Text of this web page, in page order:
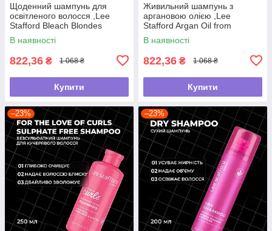
Щоденний шампунь для
освітленого волосся ,Lee
Stafford Bleach Blondes
,250мл
В наявності
822,36 ₴ 1 068 ₴
Купити
Живильний шампунь з
аргановою олією ,Lee
Stafford Argan Oil from
Morocco Nourishing Shampoo
,250мл
В наявності
822,36 ₴ 1 068 ₴
Купити
–23% –23%